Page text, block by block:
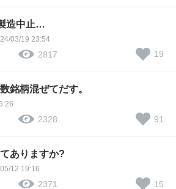
造中止…
03/19 23:54
2817 19
銘柄混ぜてだす。
2328 91
ありますか?
12 19:16
2371 15